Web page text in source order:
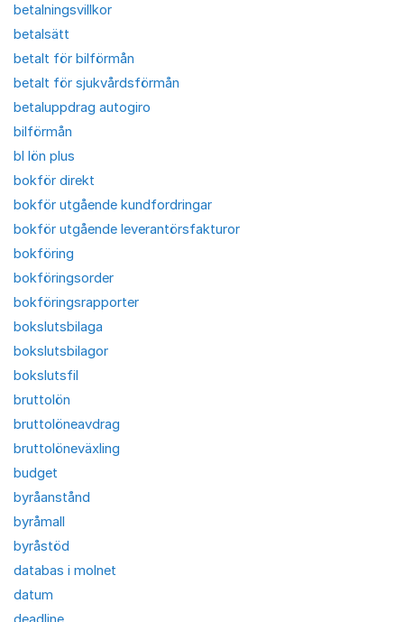
betalningsvillkor
betalsätt
betalt för bilförmån
betalt för sjukvårdsförmån
betaluppdrag autogiro
bilförmån
bl lön plus
bokför direkt
bokför utgående kundfordringar
bokför utgående leverantörsfakturor
bokföring
bokföringsorder
bokföringsrapporter
bokslutsbilaga
bokslutsbilagor
bokslutsfil
bruttolön
bruttolöneavdrag
bruttolöneväxling
budget
byråanstånd
byråmall
byråstöd
databas i molnet
datum